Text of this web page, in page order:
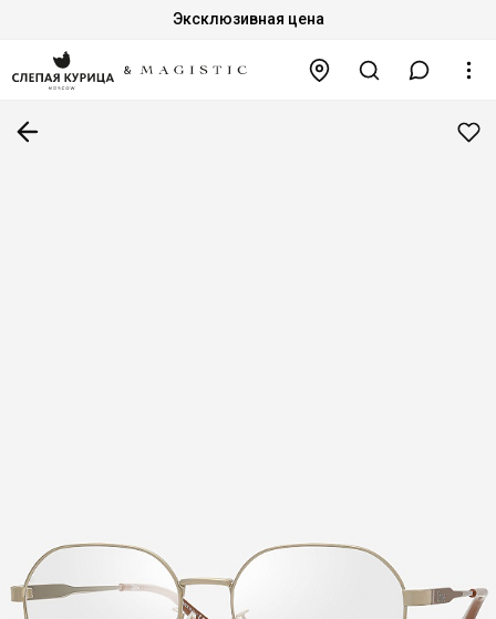
Эксклюзивная цена